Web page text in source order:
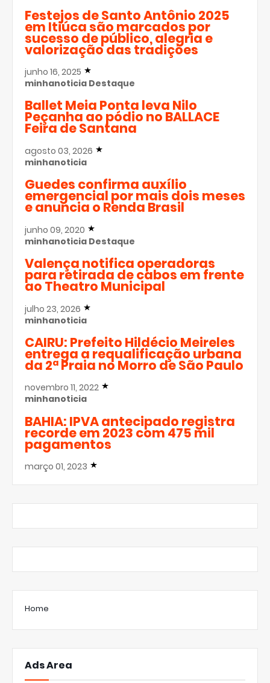
Festejos de Santo Antônio 2025
em Itiúca são marcados por
sucesso de público, alegria e
valorização das tradições
junho 16, 2025
minhanoticia Destaque
Ballet Meia Ponta leva Nilo
Peçanha ao pódio no BALLACE
Feira de Santana
agosto 03, 2026
minhanoticia
Guedes confirma auxílio
emergencial por mais dois meses
e anuncia o Renda Brasil
junho 09, 2020
minhanoticia Destaque
Valença notifica operadoras
para retirada de cabos em frente
ao Theatro Municipal
julho 23, 2026
minhanoticia
CAIRU: Prefeito Hildécio Meireles
entrega a requalificação urbana
da 2ª Praia no Morro de São Paulo
novembro 11, 2022
minhanoticia
BAHIA: IPVA antecipado registra
recorde em 2023 com 475 mil
pagamentos
março 01, 2023
Home
Ads Area